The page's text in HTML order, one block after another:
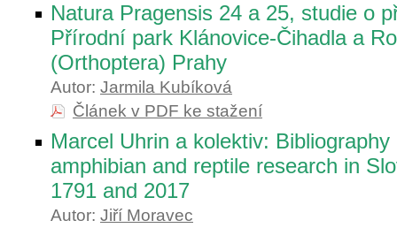
Natura Pragensis 24 a 25, studie o
Přírodní park Klánovice-Čihadla a
(Orthoptera) Prahy
Autor: Jarmila Kubíková
Článek v PDF ke stažení
Marcel Uhrin a kolektiv: Bibliography
amphibian and reptile research in
1791 and 2017
Autor: Jiří Moravec